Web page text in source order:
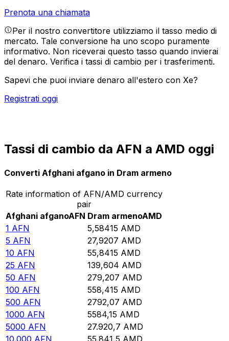
Prenota una chiamata
Per il nostro convertitore utilizziamo il tasso medio di
mercato. Tale conversione ha uno scopo puramente
informativo. Non riceverai questo tasso quando invierai
del denaro. Verifica i tassi di cambio per i trasferimenti.
Sapevi che puoi inviare denaro all'estero con Xe?
Registrati oggi
Tassi di cambio da AFN a AMD oggi
Converti Afghani afgano in Dram armeno
Rate information of AFN/AMD currency
pair
Afghani afganoAFN Dram armenoAMD
1 AFN 5,58415 AMD
5 AFN 27,9207 AMD
10 AFN 55,8415 AMD
25 AFN 139,604 AMD
50 AFN 279,207 AMD
100 AFN 558,415 AMD
500 AFN 2792,07 AMD
1000 AFN 5584,15 AMD
5000 AFN 27.920,7 AMD
10.000 AFN 55.841,5 AMD